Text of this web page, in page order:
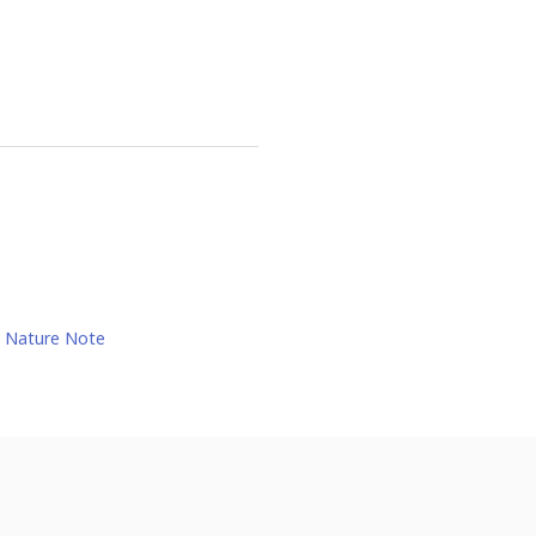
Nature Note